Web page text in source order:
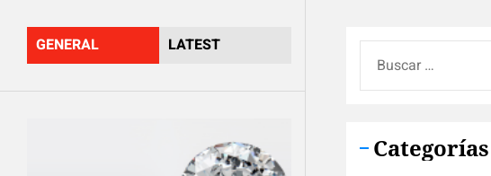
GENERAL LATEST
Categorías